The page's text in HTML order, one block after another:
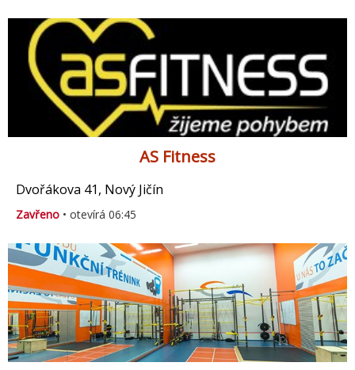
AS Fitness
Dvořákova 41, Nový Jičín
Zavřeno • otevírá 06:45